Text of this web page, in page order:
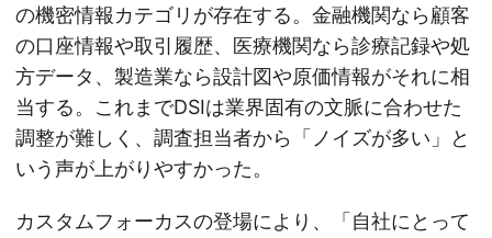
の機密情報カテゴリが存在する。金融機関なら顧客
の口座情報や取引履歴、医療機関なら診療記録や処
方データ、製造業なら設計図や原価情報がそれに相
当する。これまでDSIは業界固有の文脈に合わせた
調整が難しく、調査担当者から「ノイズが多い」と
いう声が上がりやすかった。
カスタムフォーカスの登場により、「自社にとって